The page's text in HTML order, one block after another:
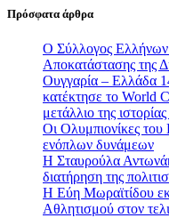
Πρόσφατα άρθρα
Ο Σύλλογος Ελλήνων
Αποκατάστασης της
Ουγγαρία – Ελλάδα
κατέκτησε το World
μετάλλιο της ιστορίας
Οι Ολυμπιονίκες του
ενόπλων δυνάμεων
Η Σταυρούλα
διατήρηση της
Η Εύη Μωραϊτίδου
Αθλητισμού στον